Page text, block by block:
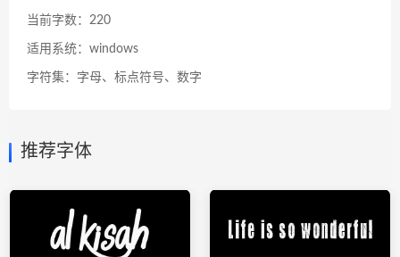
当前字数：220
适用系统：windows
字符集：字母、标点符号、数字
推荐字体